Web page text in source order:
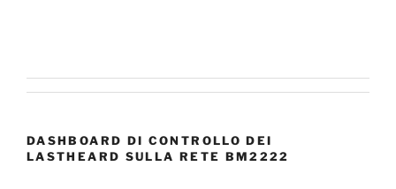
DASHBOARD DI CONTROLLO DEI
LASTHEARD SULLA RETE BM2222